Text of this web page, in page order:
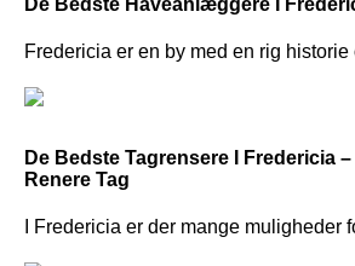
Fredericia er en by med en rig historie
De Bedste Tagrensere I Fredericia –
Renere Tag
I Fredericia er der mange muligheder